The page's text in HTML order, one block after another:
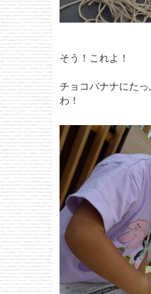
そう！これよ！
チョコバナナにた
わ！